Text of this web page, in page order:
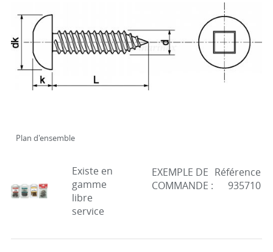
Plan d'ensemble
Existe en
gamme
libre
service
EXEMPLE DE
COMMANDE :
Référence
935710